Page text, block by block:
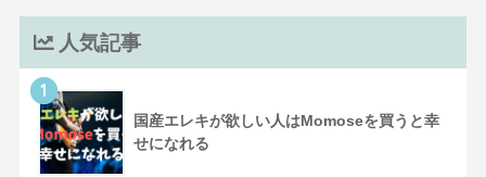
人気記事
1
国産エレキが欲しい人はMomoseを買うと幸
せになれる